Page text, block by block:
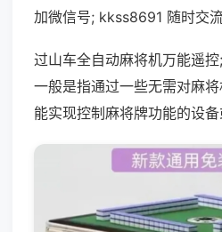
加微信号; kkss8691 随时交流
过山车全自动麻将机万能遥
一般是指通过一些无需对麻
能实现控制麻将牌功能的设备